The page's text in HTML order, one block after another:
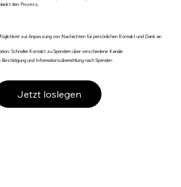
den Prozess.
zur Anpassung von Nachrichten für persönlichen Kontakt und Dank an
Schneller Kontakt zu Spendern über verschiedene Kanäle
und Informationsübermittlung nach Spenden
Jetzt loslegen